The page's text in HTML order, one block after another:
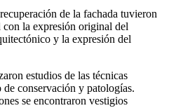
de la fachada tuvieron
la expresión original del
y la expresión del
estudios de las técnicas
de conservación y patologías.
se encontraron vestigios